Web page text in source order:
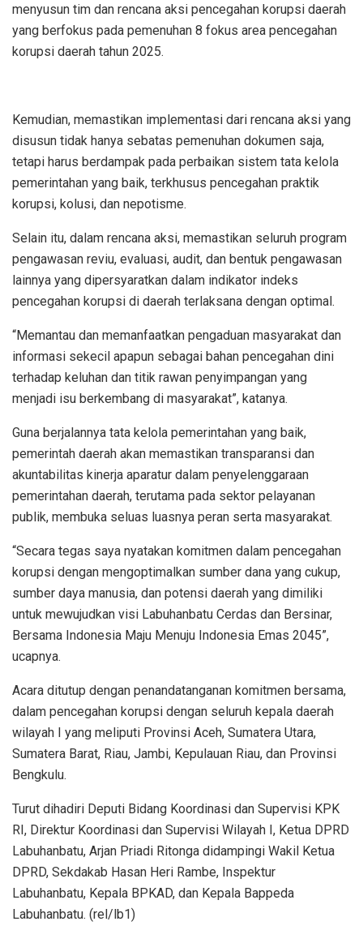
menyusun tim dan rencana aksi pencegahan korupsi daerah
yang berfokus pada pemenuhan 8 fokus area pencegahan
korupsi daerah tahun 2025.
Kemudian, memastikan implementasi dari rencana aksi yang
disusun tidak hanya sebatas pemenuhan dokumen saja,
tetapi harus berdampak pada perbaikan sistem tata kelola
pemerintahan yang baik, terkhusus pencegahan praktik
korupsi, kolusi, dan nepotisme.
Selain itu, dalam rencana aksi, memastikan seluruh program
pengawasan reviu, evaluasi, audit, dan bentuk pengawasan
lainnya yang dipersyaratkan dalam indikator indeks
pencegahan korupsi di daerah terlaksana dengan optimal.
“Memantau dan memanfaatkan pengaduan masyarakat dan
informasi sekecil apapun sebagai bahan pencegahan dini
terhadap keluhan dan titik rawan penyimpangan yang
menjadi isu berkembang di masyarakat”, katanya.
Guna berjalannya tata kelola pemerintahan yang baik,
pemerintah daerah akan memastikan transparansi dan
akuntabilitas kinerja aparatur dalam penyelenggaraan
pemerintahan daerah, terutama pada sektor pelayanan
publik, membuka seluas luasnya peran serta masyarakat.
“Secara tegas saya nyatakan komitmen dalam pencegahan
korupsi dengan mengoptimalkan sumber dana yang cukup,
sumber daya manusia, dan potensi daerah yang dimiliki
untuk mewujudkan visi Labuhanbatu Cerdas dan Bersinar,
Bersama Indonesia Maju Menuju Indonesia Emas 2045”,
ucapnya.
Acara ditutup dengan penandatanganan komitmen bersama,
dalam pencegahan korupsi dengan seluruh kepala daerah
wilayah I yang meliputi Provinsi Aceh, Sumatera Utara,
Sumatera Barat, Riau, Jambi, Kepulauan Riau, dan Provinsi
Bengkulu.
Turut dihadiri Deputi Bidang Koordinasi dan Supervisi KPK
RI, Direktur Koordinasi dan Supervisi Wilayah I, Ketua DPRD
Labuhanbatu, Arjan Priadi Ritonga didampingi Wakil Ketua
DPRD, Sekdakab Hasan Heri Rambe, Inspektur
Labuhanbatu, Kepala BPKAD, dan Kepala Bappeda
Labuhanbatu. (rel/lb1)